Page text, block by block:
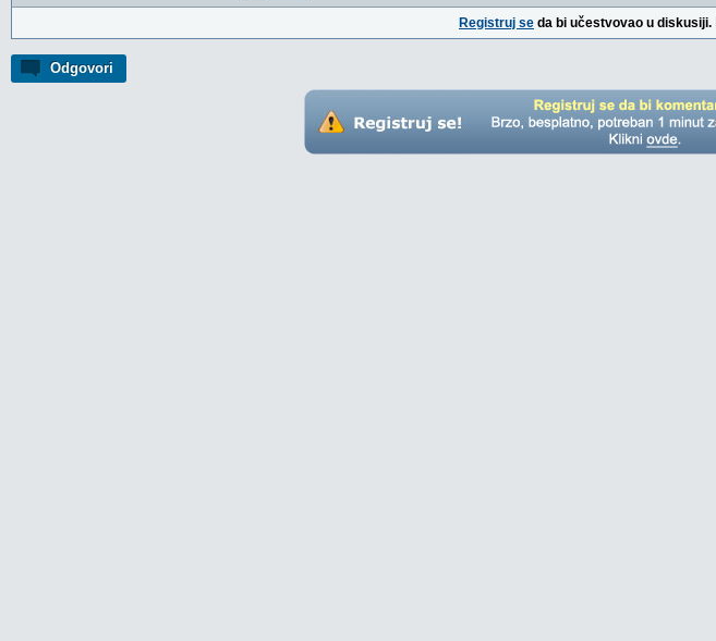
Odgovori
Registruj se da bi učestvovao u diskusiji.